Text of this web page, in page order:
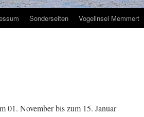
Sonderseiten Vogelinsel Memmert
01. November bis zum 15. Januar